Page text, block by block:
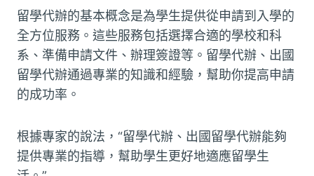
留學代辦的基本概念是為學生提供從申請到入學的
全方位服務。這些服務包括選擇合適的學校和科
系、準備申請文件、辦理簽證等。留學代辦、出國
留學代辦通過專業的知識和經驗，幫助你提高申請
的成功率。
根據專家的說法，“留學代辦、出國留學代辦能夠
提供專業的指導，幫助學生更好地適應留學生